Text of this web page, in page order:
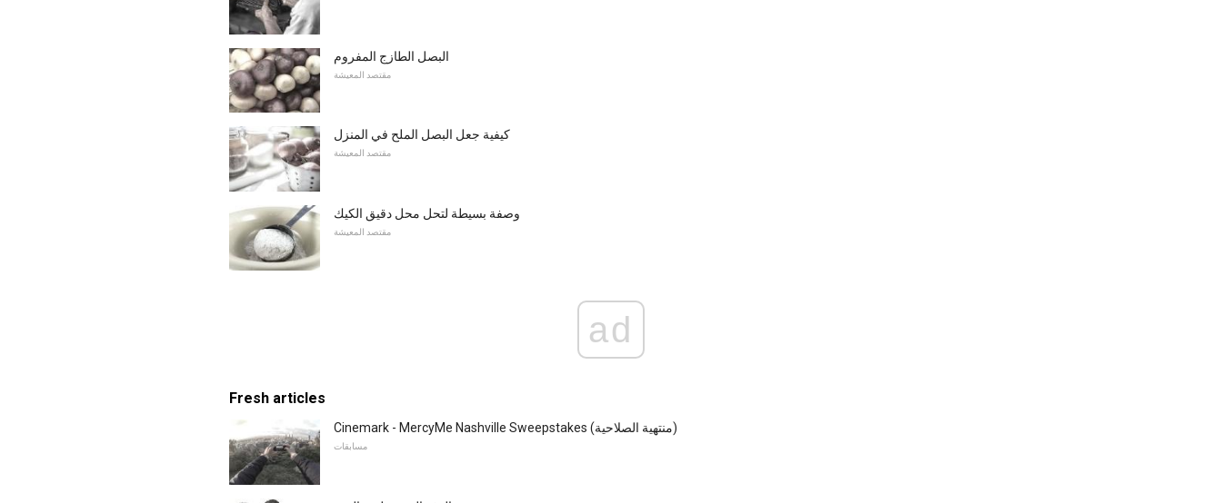
البصل الطازج المفروم
مقتصد المعيشة
كيفية جعل البصل الملح في المنزل
مقتصد المعيشة
وصفة بسيطة لتحل محل دقيق الكيك
مقتصد المعيشة
ad
Fresh articles
Cinemark - MercyMe Nashville Sweepstakes (منتهية الصلاحية)
مسابقات